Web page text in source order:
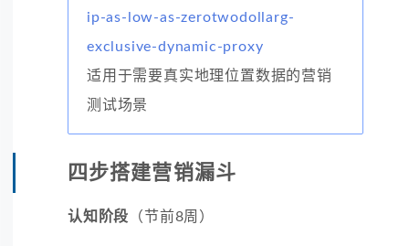
ip-as-low-as-zerotwodollarg-
exclusive-dynamic-proxy
适用于需要真实地理位置数据的营销
测试场景
四步搭建营销漏斗
认知阶段 （节前8周）